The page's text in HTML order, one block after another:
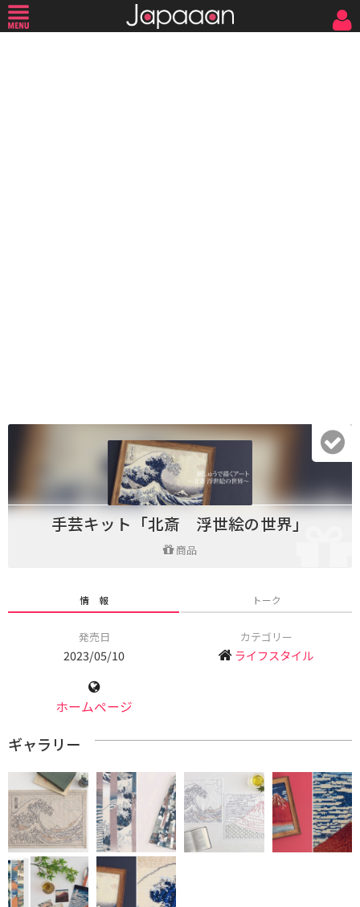
手芸キット「北斎 浮世絵の世界」
商品
情 報 トーク
発売日
2023/05/10
カテゴリー
ライフスタイル
ホームページ
ギャラリー